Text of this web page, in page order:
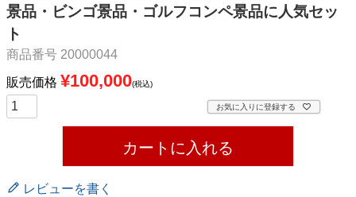
景品・ビンゴ景品・ゴルフコンペ景品に人気セッ
ト
商品番号 20000044
販売価格 ¥100,000 税込
お気に入りに登録する
カートに入れる
レビューを書く